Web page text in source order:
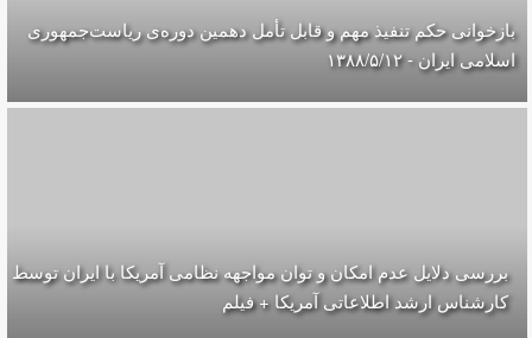
بازخوانی حکم تنفیذ مهم و قابل تأمل دهمین دوره‌ی ریاست‌جمهوری
اسلامی ایران‌ - ۱۳۸۸/۵/۱۲
بررسی دلایل عدم امکان و توان مواجهه نظامی آمریکا با ایران توسط
کارشناس ارشد اطلاعاتی آمریکا + فیلم